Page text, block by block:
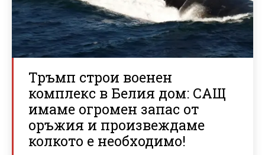
Тръмп строи военен
комплекс в Белия дом: САЩ
имаме огромен запас от
оръжия и произвеждаме
колкото е необходимо!